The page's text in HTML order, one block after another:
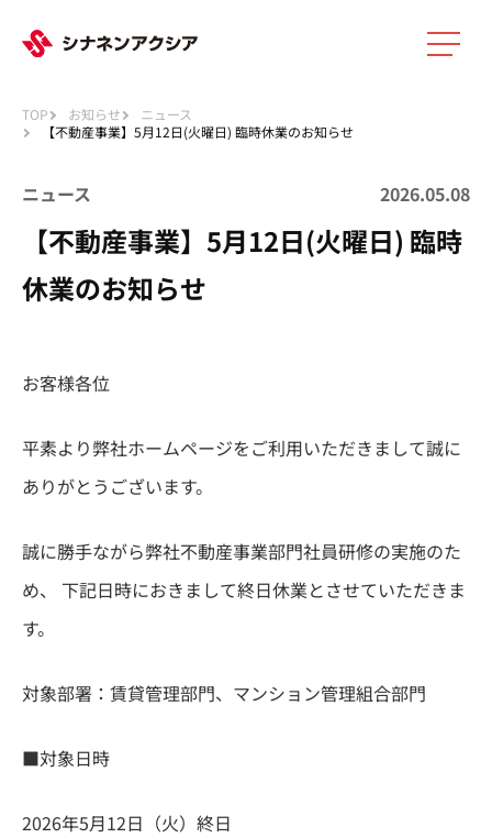
メニ
TOP お知らせ
ニュース
【不動産事業】5月12日(火曜日) 臨時休業のお知らせ
ニュース 2026.05.08
【不動産事業】5月12日(火曜日) 臨時
休業のお知らせ
お客様各位
平素より弊社ホームページをご利用いただきまして誠に
ありがとうございます。
誠に勝手ながら弊社不動産事業部門社員研修の実施のた
め、 下記日時におきまして終日休業とさせていただきま
す。
対象部署：賃貸管理部門、マンション管理組合部門
■対象日時
2026年5月12日（火）終日